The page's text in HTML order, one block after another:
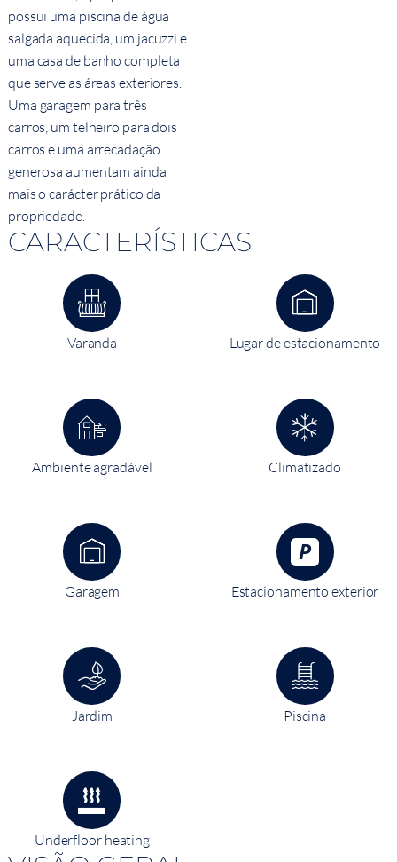
possui uma piscina de água
salgada aquecida, um jacuzzi e
uma casa de banho completa
que serve as áreas exteriores.
Uma garagem para três
carros, um telheiro para dois
carros e uma arrecadação
generosa aumentam ainda
mais o carácter prático da
propriedade.
CARACTERÍSTICAS
Varanda Lugar de estacionamento
Ambiente agradável Climatizado
Garagem Estacionamento exterior
Jardim Piscina
Underfloor heating